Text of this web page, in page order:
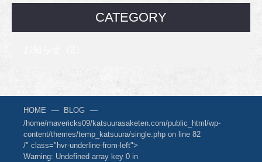
CATEGORY
HOME
BLOG
/home/mavericks09/katsuurasaketen.com/public_html/wp-
content/themes/temp_katsuura/single.php on line 82
/" class="hvr-underline-from-left">
Warning: Undefined array key 0 in